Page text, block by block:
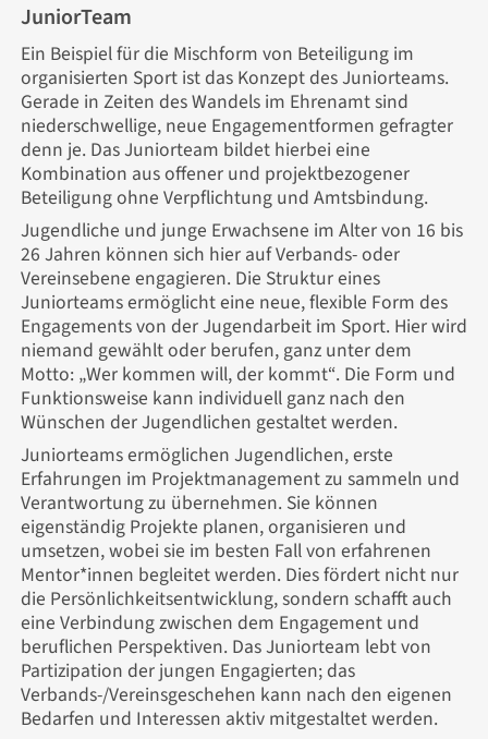
JuniorTeam
Ein Beispiel für die Mischform von Beteiligung im
organisierten Sport ist das Konzept des Juniorteams.
Gerade in Zeiten des Wandels im Ehrenamt sind
niederschwellige, neue Engagementformen gefragter
denn je. Das Juniorteam bildet hierbei eine
Kombination aus offener und projektbezogener
Beteiligung ohne Verpflichtung und Amtsbindung.
Jugendliche und junge Erwachsene im Alter von 16 bis
26 Jahren können sich hier auf Verbands- oder
Vereinsebene engagieren. Die Struktur eines
Juniorteams ermöglicht eine neue, flexible Form des
Engagements von der Jugendarbeit im Sport. Hier wird
niemand gewählt oder berufen, ganz unter dem
Motto: „Wer kommen will, der kommt“. Die Form und
Funktionsweise kann individuell ganz nach den
Wünschen der Jugendlichen gestaltet werden.
Juniorteams ermöglichen Jugendlichen, erste
Erfahrungen im Projektmanagement zu sammeln und
Verantwortung zu übernehmen. Sie können
eigenständig Projekte planen, organisieren und
umsetzen, wobei sie im besten Fall von erfahrenen
Mentor*innen begleitet werden. Dies fördert nicht nur
die Persönlichkeitsentwicklung, sondern schafft auch
eine Verbindung zwischen dem Engagement und
beruflichen Perspektiven. Das Juniorteam lebt von
Partizipation der jungen Engagierten; das
Verbands-/Vereinsgeschehen kann nach den eigenen
Bedarfen und Interessen aktiv mitgestaltet werden.